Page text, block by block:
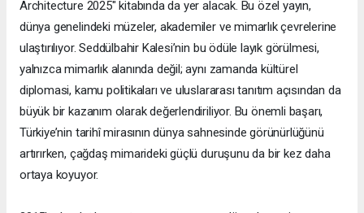
Architecture 2025" kitabında da yer alacak. Bu özel yayın,
dünya genelindeki müzeler, akademiler ve mimarlık çevrelerine
ulaştırılıyor. Seddülbahir Kalesi’nin bu ödüle layık görülmesi,
yalnızca mimarlık alanında değil; aynı zamanda kültürel
diplomasi, kamu politikaları ve uluslararası tanıtım açısından da
büyük bir kazanım olarak değerlendiriliyor. Bu önemli başarı,
Türkiye’nin tarihî mirasının dünya sahnesinde görünürlüğünü
artırırken, çağdaş mimarideki güçlü duruşunu da bir kez daha
ortaya koyuyor.